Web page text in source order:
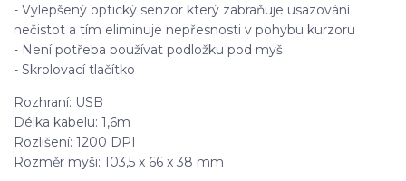
- Vylepšený optický senzor který zabraňuje usazování
nečistot a tím eliminuje nepřesnosti v pohybu kurzoru
- Není potřeba používat podložku pod myš
- Skrolovací tlačítko
Rozhraní: USB
Délka kabelu: 1,6m
Rozlišení: 1200 DPI
Rozměr myši: 103,5 x 66 x 38 mm